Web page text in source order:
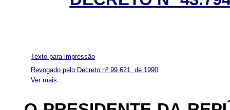
Ver mais...
Texto para impressão
Revogado pelo Decreto nº 99.621, de 1990